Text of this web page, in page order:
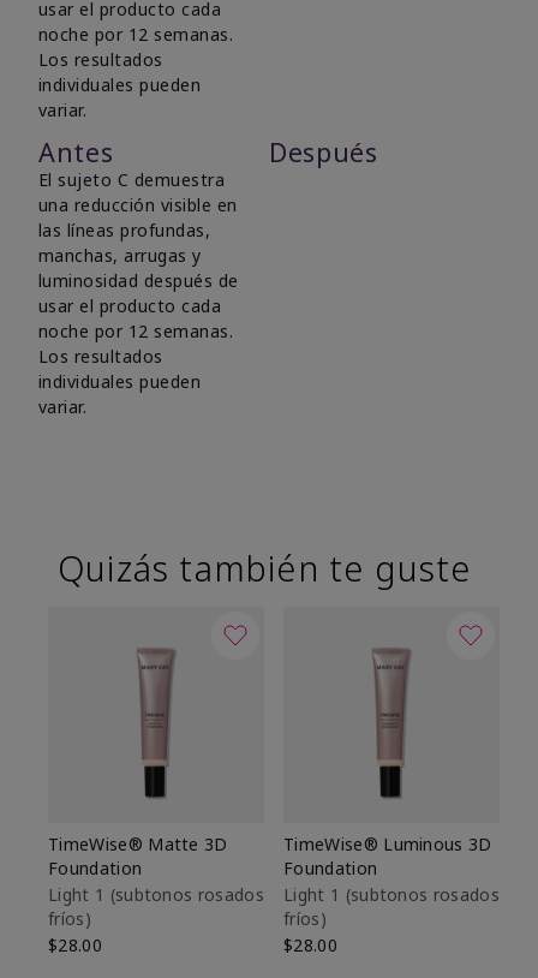
usar el producto cada
noche por 12 semanas.
Los resultados
individuales pueden
variar.
Antes Después
El sujeto C demuestra
una reducción visible en
las líneas profundas,
manchas, arrugas y
luminosidad después de
usar el producto cada
noche por 12 semanas.
Los resultados
individuales pueden
variar.
Quizás también te guste
TimeWise® Matte 3D
Foundation
Light 1​ (subtonos rosados
fríos)
$28.00
TimeWise® Luminous 3D
Foundation
Light 1​ (subtonos rosados
fríos)
$28.00